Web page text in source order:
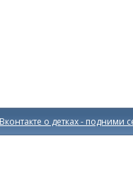
о детках - подними